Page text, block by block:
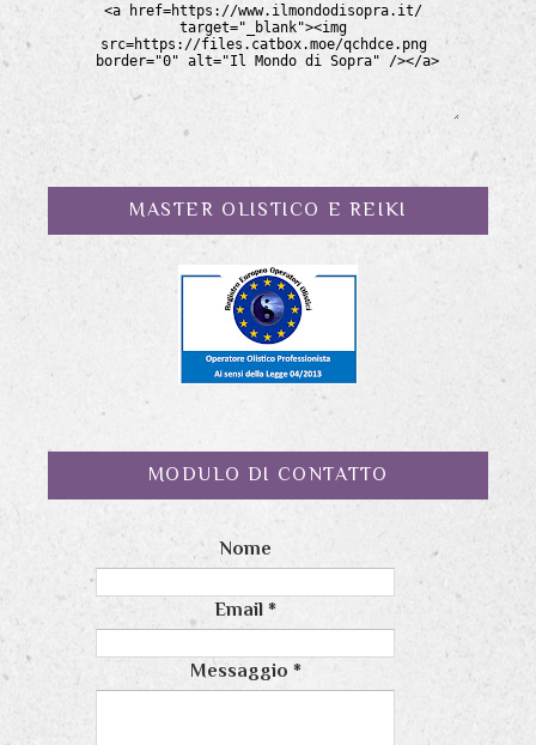
MASTER OLISTICO E REIKI
MODULO DI CONTATTO
Nome
Email*
Messaggio *